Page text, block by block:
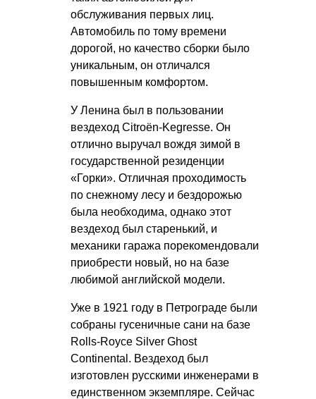
обслуживания первых лиц.
Автомобиль по тому времени
дорогой, но качество сборки было
уникальным, он отличался
повышенным комфортом.
У Ленина был в пользовании
вездеход Citroёn-Kegresse. Он
отлично выручал вождя зимой в
государственной резиденции
«Горки». Отличная проходимость
по снежному лесу и бездорожью
была необходима, однако этот
вездеход был старенький, и
механики гаража порекомендовали
приобрести новый, но на базе
любимой английской модели.
Уже в 1921 году в Петрограде были
собраны гусеничные сани на базе
Rolls-Royce Silver Ghost
Continental. Вездеход был
изготовлен русскими инженерами в
единственном экземпляре. Сейчас